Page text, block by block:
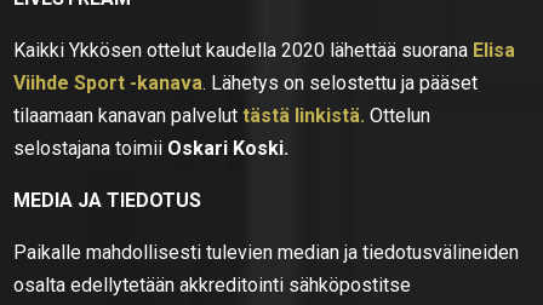
Kaikki Ykkösen ottelut kaudella 2020 lähettää suorana Elisa
Viihde Sport -kanava. Lähetys on selostettu ja pääset
tilaamaan kanavan palveluttästä linkistä. Ottelun
selostajana toimii Oskari Koski.
MEDIA JA TIEDOTUS
Paikalle mahdollisesti tulevien median ja tiedotusvälineiden
osalta edellytetään akkreditointi sähköpostitse